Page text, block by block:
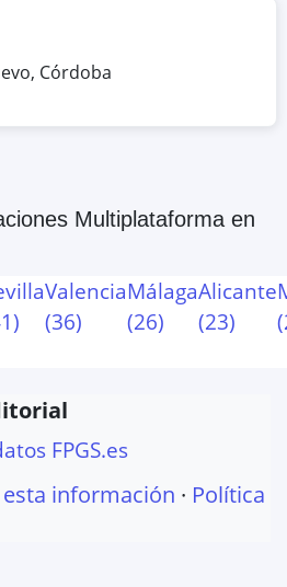
, Córdoba
Multiplataforma en
)
Valencia
(36)
Málaga
(26)
Alicante
(23)
(
FPGS.es
información · Política